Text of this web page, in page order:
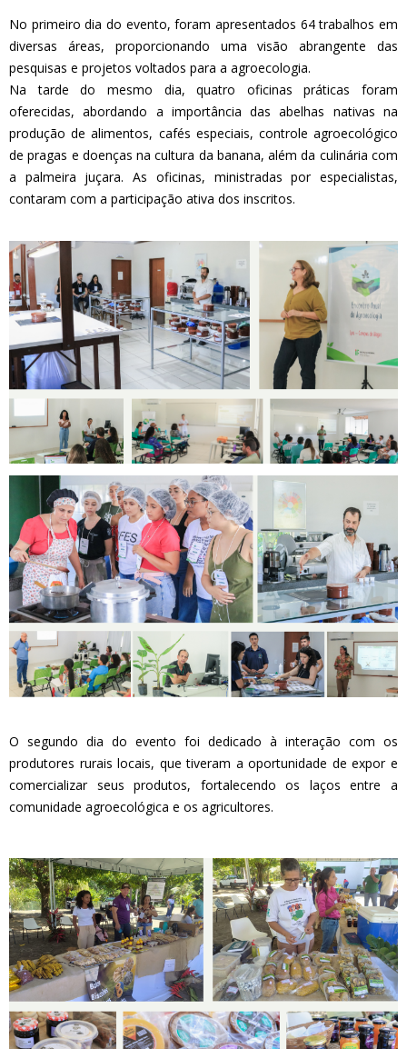
No primeiro dia do evento, foram apresentados 64 trabalhos em
diversas áreas, proporcionando uma visão abrangente das
pesquisas e projetos voltados para a agroecologia.
Na tarde do mesmo dia, quatro oficinas práticas foram
oferecidas, abordando a importância das abelhas nativas na
produção de alimentos, cafés especiais, controle agroecológico
de pragas e doenças na cultura da banana, além da culinária com
a palmeira juçara. As oficinas, ministradas por especialistas,
contaram com a participação ativa dos inscritos.
O segundo dia do evento foi dedicado à interação com os
produtores rurais locais, que tiveram a oportunidade de expor e
comercializar seus produtos, fortalecendo os laços entre a
comunidade agroecológica e os agricultores.